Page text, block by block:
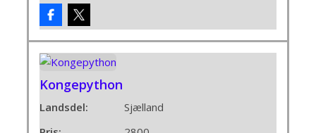
Kongepython
Landsdel:
Sjælland